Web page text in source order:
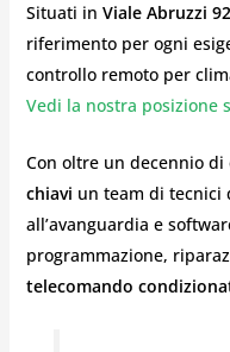
Situati in Viale Abruzzi 92
riferimento per ogni
controllo remoto per
Vedi la nostra posizione
Con oltre un decennio
chiavi un team di
all’avanguardia e
programmazione,
telecomando